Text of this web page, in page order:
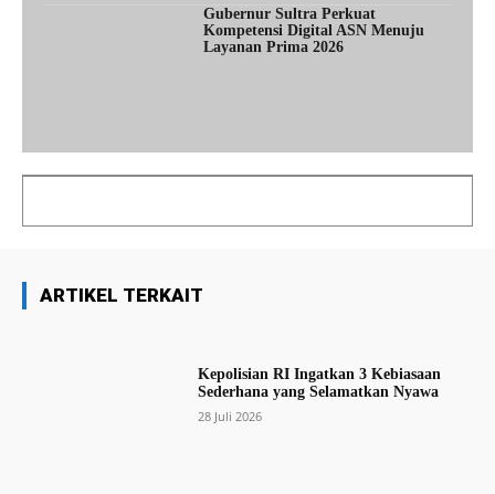
Gubernur Sultra Perkuat
Kompetensi Digital ASN Menuju
Layanan Prima 2026
ARTIKEL TERKAIT
Kepolisian RI Ingatkan 3 Kebiasaan
Sederhana yang Selamatkan Nyawa
28 Juli 2026